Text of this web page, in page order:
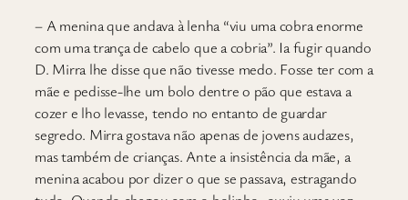
– A menina que andava à lenha “viu uma cobra enorme
com uma trança de cabelo que a cobria”. Ia fugir quando
D. Mirra lhe disse que não tivesse medo. Fosse ter com a
mãe e pedisse-lhe um bolo dentre o pão que estava a
cozer e lho levasse, tendo no entanto de guardar
segredo. Mirra gostava não apenas de jovens audazes,
mas também de crianças. Ante a insistência da mãe, a
menina acabou por dizer o que se passava, estragando